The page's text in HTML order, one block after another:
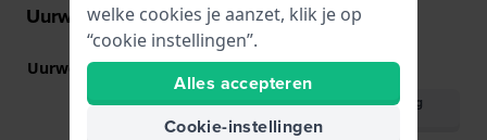
Uurwerk informatie
Uurwerk nr. VJ53
Download handleiding
welke cookies je aanzet, klik je op
“cookie instellingen”.
Alles accepteren
Cookie-instellingen